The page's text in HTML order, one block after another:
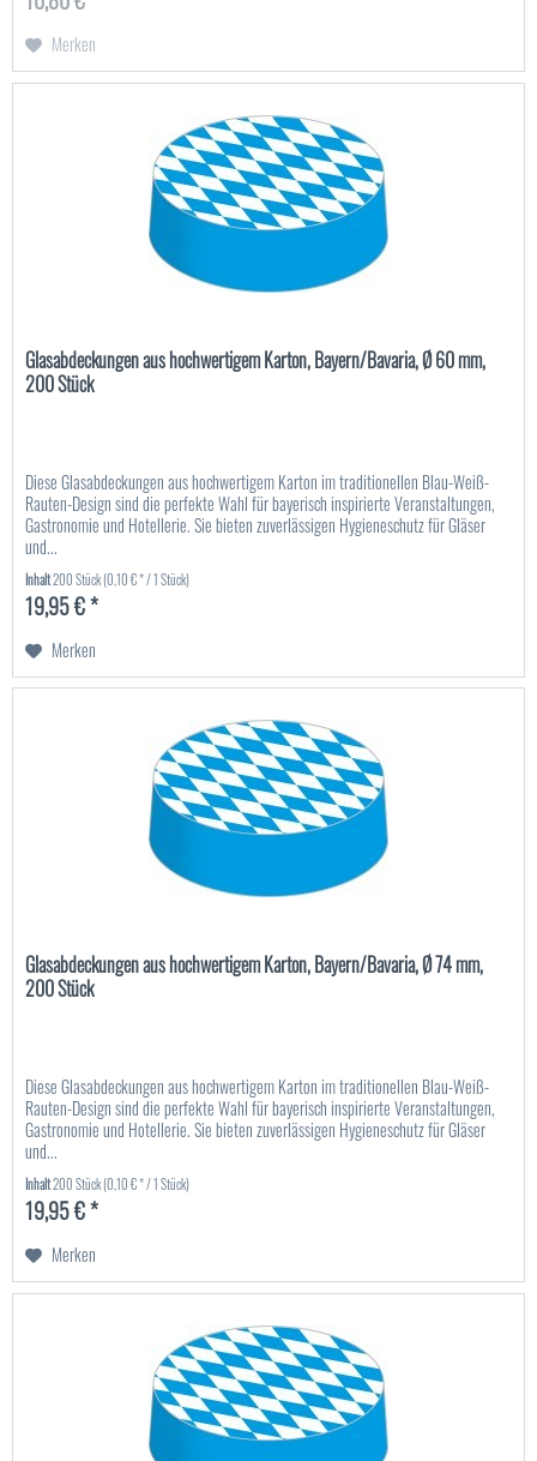
Merken
Glasabdeckungen aus hochwertigem Karton, Bayern/Bavaria, Ø 60 mm,
200 Stück
Diese Glasabdeckungen aus hochwertigem Karton im traditionellen Blau-Weiß-
Rauten-Design sind die perfekte Wahl für bayerisch inspirierte Veranstaltungen,
Gastronomie und Hotellerie. Sie bieten zuverlässigen Hygieneschutz für Gläser
und...
Inhalt200 Stück(0,10 € * / 1 Stück)
19,95 € *
Merken
Glasabdeckungen aus hochwertigem Karton, Bayern/Bavaria, Ø 74 mm,
200 Stück
Diese Glasabdeckungen aus hochwertigem Karton im traditionellen Blau-Weiß-
Rauten-Design sind die perfekte Wahl für bayerisch inspirierte Veranstaltungen,
Gastronomie und Hotellerie. Sie bieten zuverlässigen Hygieneschutz für Gläser
und...
Inhalt200 Stück(0,10 € * / 1 Stück)
19,95 € *
Merken